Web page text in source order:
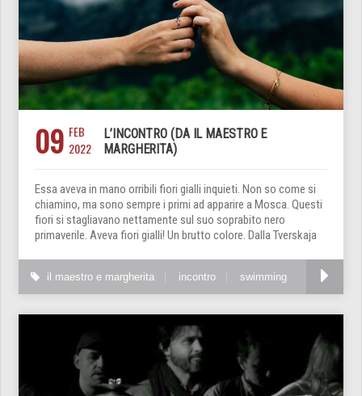
09 FEB
2022
L’INCONTRO (DA IL MAESTRO E
MARGHERITA)
Essa aveva in mano orribili fiori gialli inquieti. Non so come si
chiamino, ma sono sempre i primi ad apparire a Mosca. Questi
fiori si stagliavano nettamente sul suo soprabito nero
primaverile. Aveva fiori gialli! Un brutto colore. Dalla Tverskaja
il maestro e margherita incontro swimming